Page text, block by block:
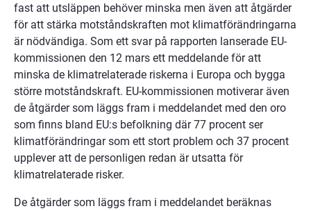
fast att utsläppen behöver minska men även att åtgärder
för att stärka motståndskraften mot klimatförändringarna
är nödvändiga. Som ett svar på rapporten lanserade EU-
kommissionen den 12 mars ett meddelande för att
minska de klimatrelaterade riskerna i Europa och bygga
större motståndskraft. EU-kommissionen motiverar även
de åtgärder som läggs fram i meddelandet med den oro
som finns bland EU:s befolkning där 77 procent ser
klimatförändringar som ett stort problem och 37 procent
upplever att de personligen redan är utsatta för
klimatrelaterade risker.
De åtgärder som läggs fram i meddelandet beräknas